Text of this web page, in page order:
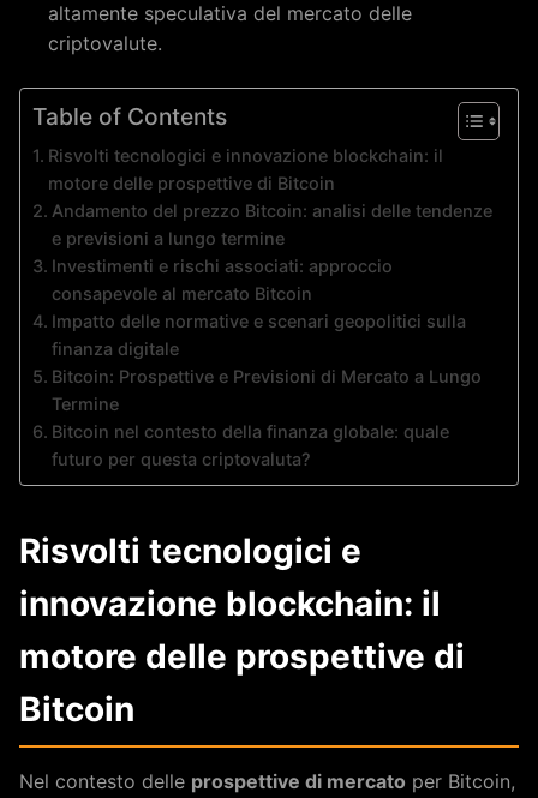
altamente speculativa del mercato delle
criptovalute.
Table of Contents
Risvolti tecnologici e innovazione blockchain: il
motore delle prospettive di Bitcoin
Andamento del prezzo Bitcoin: analisi delle tendenze
e previsioni a lungo termine
Investimenti e rischi associati: approccio
consapevole al mercato Bitcoin
Impatto delle normative e scenari geopolitici sulla
finanza digitale
Bitcoin: Prospettive e Previsioni di Mercato a Lungo
Termine
Bitcoin nel contesto della finanza globale: quale
futuro per questa criptovaluta?
Risvolti tecnologici e
innovazione blockchain: il
motore delle prospettive di
Bitcoin
Nel contesto delle prospettive di mercato per Bitcoin,